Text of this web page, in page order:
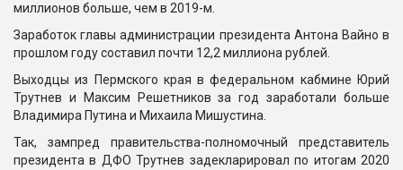
миллионов больше, чем в 2019-м.
Заработок главы администрации президента Антона Вайно в
прошлом году составил почти 12,2 миллиона рублей.
Выходцы из Пермского края в федеральном кабмине Юрий
Трутнев и Максим Решетников за год заработали больше
Владимира Путина и Михаила Мишустина.
Так, зампред правительства-полномочный представитель
президента в ДФО Трутнев задекларировал по итогам 2020